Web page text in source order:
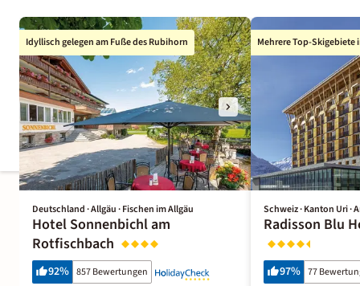
Idyllisch gelegen am Fuße des Rubihorn
Deutschland · Allgäu · Fischen im Allgäu
Hotel Sonnenbichl am
Rotfischbach
92% 857 Bewertungen
Mehrere Top-Skigebiete
Schweiz · Kanton Uri ·
Radisson Blu
97% 77